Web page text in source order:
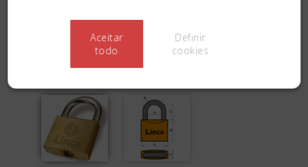
Aceitar
todo
Definir
cookies